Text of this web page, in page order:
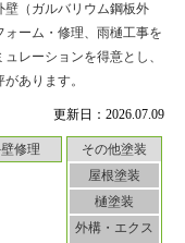
更新日：2026.07.09
修理
その他塗装
屋根塗装
樋塗装
外構・エクス
（ガルバリウム鋼板外
ーム・修理、雨樋工事を
レーションを得意とし、
あります。